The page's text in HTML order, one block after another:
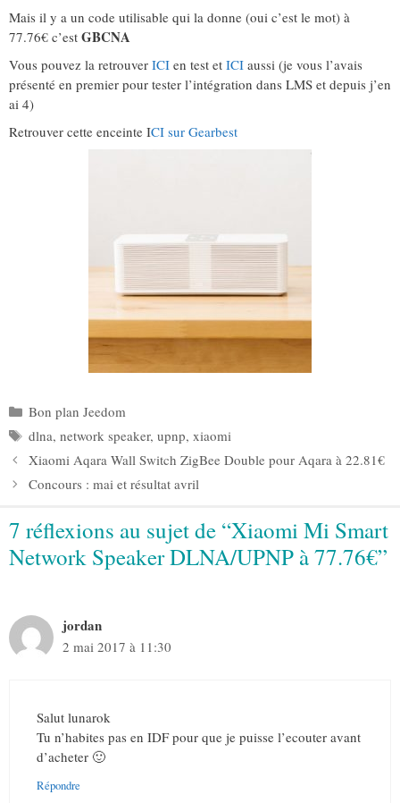
Mais il y a un code utilisable qui la donne (oui c’est le mot) à
77.76€ c’est GBCNA
Vous pouvez la retrouver ICI en test et ICI aussi (je vous l’avais
présenté en premier pour tester l’intégration dans LMS et depuis j’en
ai 4)
Retrouver cette enceinte ICI sur Gearbest
Catégories
Bon plan Jeedom
Étiquettes
dlna, network speaker, upnp, xiaomi
Xiaomi Aqara Wall Switch ZigBee Double pour Aqara à 22.81€
Concours : mai et résultat avril
7 réflexions au sujet de “Xiaomi Mi Smart
Network Speaker DLNA/UPNP à 77.76€”
jordan
2 mai 2017 à 11:30
Salut lunarok
Tu n’habites pas en IDF pour que je puisse l’ecouter avant
d’acheter 🙂
Répondre